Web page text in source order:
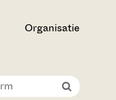
Organisatie